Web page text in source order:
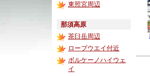
東照宮周辺
那須高原
茶臼岳周辺
ロープウエイ付近
ボルケーノハイウェ
イ